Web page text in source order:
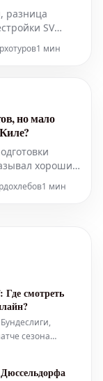
разница
SV
лигу
на
восемь туров.
1 мин
но мало
хорошие
в
матчах
1 мин
смотреть
сезона
смотреть